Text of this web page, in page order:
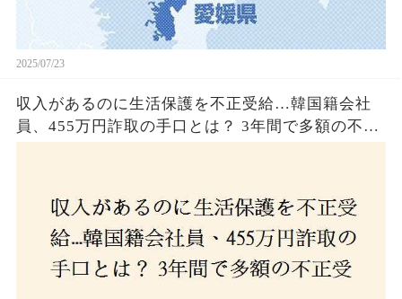
2025/07/23
収入があるのに生活保護を不正受給…韓国籍会社
員、455万円詐取の手口とは？ 3年間で多額の不正